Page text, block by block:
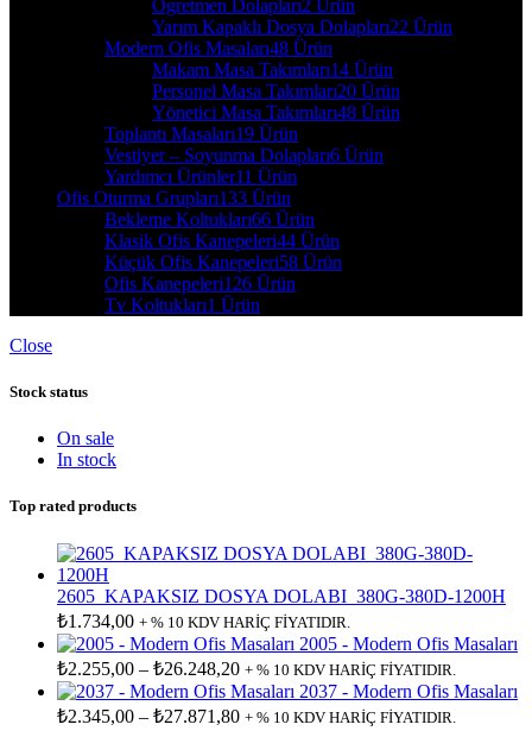
Ögretmen Dolapları2 Ürün
Yarım Kapaklı Dosya Dolapları22 Ürün
Modern Ofis Masaları48 Ürün
Makam Masa Takımları14 Ürün
Personel Masa Takımları20 Ürün
Yönetici Masa Takımları48 Ürün
Toplantı Masaları19 Ürün
Vestiyer – Soyunma Dolapları6 Ürün
Yardımcı Ürünler11 Ürün
Ofis Oturma Grupları133 Ürün
Bekleme Koltukları66 Ürün
Klasik Ofis Kanepeleri44 Ürün
Küçük Ofis Kanepeleri58 Ürün
Ofis Kanepeleri126 Ürün
Tv Koltukları1 Ürün
Close
Stock status
On sale
In stock
Top rated products
2605_KAPAKSIZ DOSYA DOLABI_380G-380D-1200H
₺1.734,00 + % 10 KDV HARİÇ FİYATIDIR.
2005 - Modern Ofis Masaları
₺2.255,00 – ₺26.248,20 + % 10 KDV HARİÇ FİYATIDIR.
2037 - Modern Ofis Masaları
₺2.345,00 – ₺27.871,80 + % 10 KDV HARİÇ FİYATIDIR.